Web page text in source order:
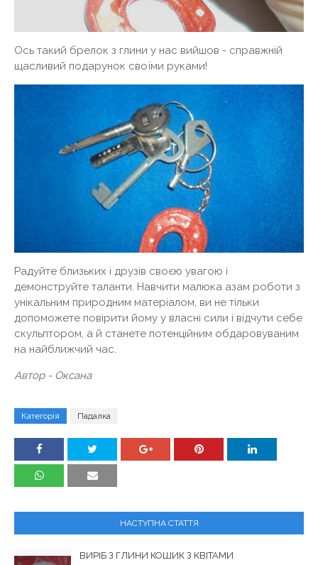
Ось такий брелок з глини у нас вийшов - справжній
щасливий подарунок своїми руками!
Радуйте близьких і друзів своєю увагою і
демонструйте таланти. Навчити малюка азам роботи з
унікальним природним матеріалом, ви не тільки
допоможете повірити йому у власні сили і відчути себе
скульптором, а й станете потенційним обдаровуваним
на найближчий час.
Автор - Оксана
Категорія Падалка
НАСТУПНА СТАТТЯ
ВИРІБ З ГЛИНИ КОШИК З КВІТАМИ